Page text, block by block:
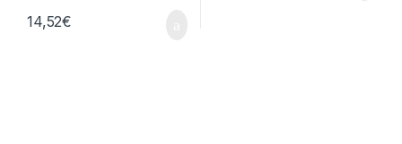
14,52€